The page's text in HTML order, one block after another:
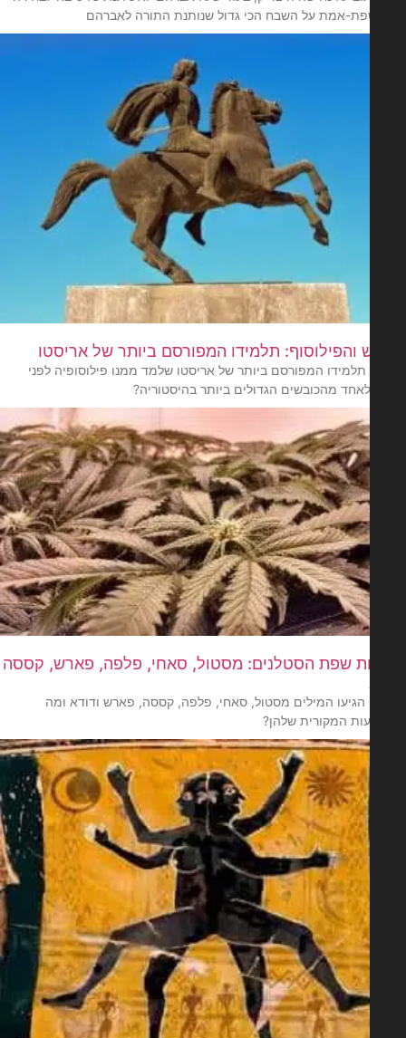
אמת על השבח הכי גדול שנותנת התורה לאברהם
והפילוסוף: תלמידו המפורסם ביותר של אריסטו
תלמידו המפורסם ביותר של אריסטו שלמד ממנו פילוסופיה לפני
מהכובשים הגדולים ביותר בהיסטוריה?
שפת הסטלנים: מסטול, סאחי, פלפה, פארש, קססה
המילים מסטול, סאחי, פלפה, קססה, פארש ודודא ומה
המקורית שלהן?